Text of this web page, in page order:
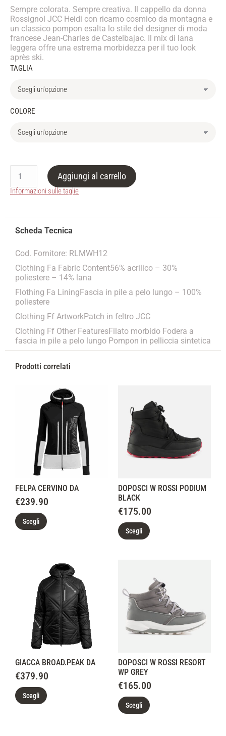
Sempre colorata. Sempre creativa. Il cappello da donna
Rossignol JCC Heidi con ricamo cosmico da montagna e
un classico pompon esalta lo stile del designer di moda
francese Jean-Charles de Castelbajac. Il mix di lana
leggera offre una estrema morbidezza per il tuo look
après ski.
TAGLIA
COLORE
Aggiungi al carrello
Informazioni sulle taglie
Cod. Fornitore: RLMWH12
Clothing Fa Fabric Content56% acrilico – 30%
poliestere – 14% lana
Flothing Fa LiningFascia in pile a pelo lungo – 100%
poliestere
Clothing Ff ArtworkPatch in feltro JCC
Clothing Ff Other FeaturesFilato morbido Fodera a
fascia in pile a pelo lungo Pompon in pelliccia sintetica
Prodotti correlati
FELPA CERVINO DA
€239.90
Scegli
DOPOSCI W ROSSI PODIUM
BLACK
€175.00
Scegli
GIACCA BROAD.PEAK DA
€379.90
Scegli
DOPOSCI W ROSSI RESORT
WP GREY
€165.00
Scegli